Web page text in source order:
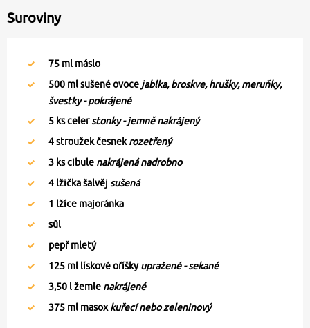
Suroviny
75 ml máslo
500 ml sušené ovoce jablka, broskve, hrušky, meruňky,
švestky - pokrájené
5 ks celerstonky - jemně nakrájený
4stroužek česnekrozetřený
3 ks cibule nakrájená nadrobno
4 lžička šalvěj sušená
1 lžíce majoránka
sůl
pepř mletý
125 ml lískové oříškyupražené - sekané
3,50 l žemle nakrájené
375 ml masoxkuřecí nebo zeleninový